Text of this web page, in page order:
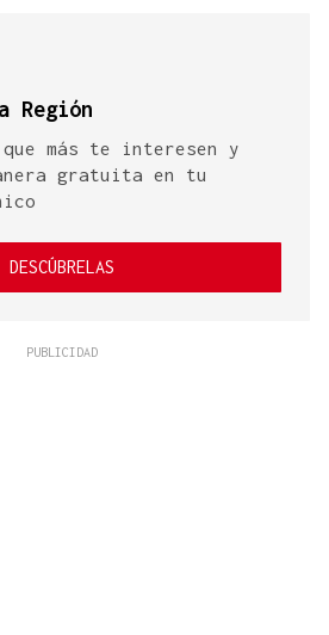
Región
más te interesen y
gratuita en tu
DESCÚBRELAS